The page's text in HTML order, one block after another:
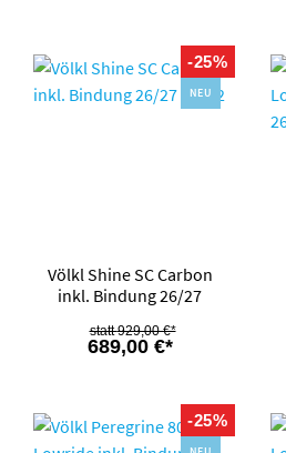
-25%
NEU
Völkl Shine SC Carbon
inkl. Bindung 26/27
689,00 €*
929,00 €*
-25%